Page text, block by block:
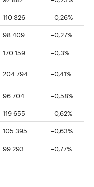
110 326
–0,26%
98 409
–0,27%
170 159
–0,3%
204 794 –0,41%
96 704
–0,58%
119 655
–0,62%
105 395
–0,63%
99 293 –0,77%